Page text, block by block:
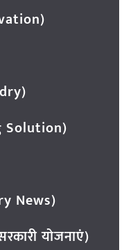
Solution)
News)
योजनाएं)